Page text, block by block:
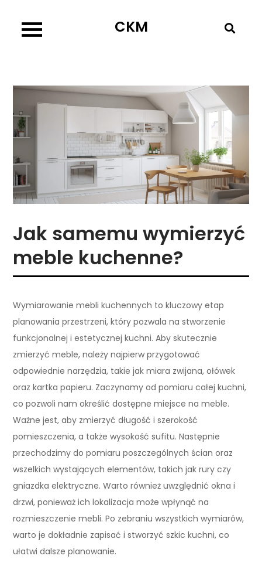
content
CKM
Jak samemu wymierzyć
meble kuchenne?
Wymiarowanie mebli kuchennych to kluczowy etap
planowania przestrzeni, który pozwala na stworzenie
funkcjonalnej i estetycznej kuchni. Aby skutecznie
zmierzyć meble, należy najpierw przygotować
odpowiednie narzędzia, takie jak miara zwijana, ołówek
oraz kartka papieru. Zaczynamy od pomiaru całej kuchni,
co pozwoli nam określić dostępne miejsce na meble.
Ważne jest, aby zmierzyć długość i szerokość
pomieszczenia, a także wysokość sufitu. Następnie
przechodzimy do pomiaru poszczególnych ścian oraz
wszelkich wystających elementów, takich jak rury czy
gniazdka elektryczne. Warto również uwzględnić okna i
drzwi, ponieważ ich lokalizacja może wpłynąć na
rozmieszczenie mebli. Po zebraniu wszystkich wymiarów,
warto je dokładnie zapisać i stworzyć szkic kuchni, co
ułatwi dalsze planowanie.